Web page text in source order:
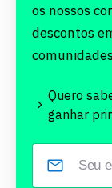
os nossos
descontos
Quero
ganhar